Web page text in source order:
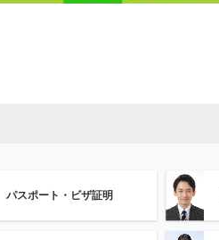
パスポート・ビザ証明